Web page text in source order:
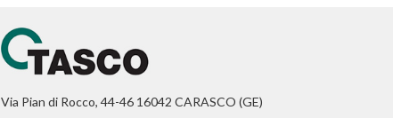
Via Pian di Rocco, 44-46 16042 CARASCO (GE)